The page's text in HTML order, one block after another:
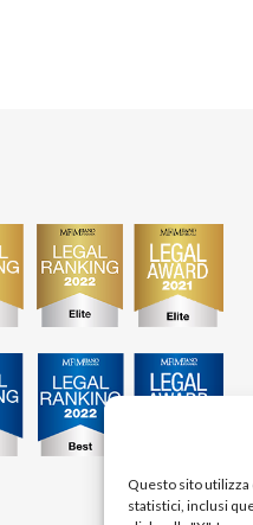
Questo sito
statistici, inclusi